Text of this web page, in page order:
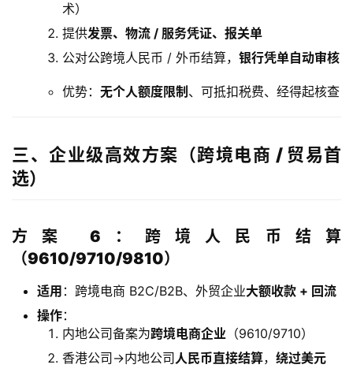
术）
提供发票、物流 / 服务凭证、报关单
公对公跨境人民币 / 外币结算， 银行凭单自动审核
优势： 无个人额度限制 、可抵扣税费、经得起核查
三、企业级高效方案（跨境电商 / 贸易首
选）
方案 6：跨境人民币结算
（9610/9710/9810）
适用 ：跨境电商 B2C/B2B、外贸企业大额收款 + 回流
操作：
内地公司备案为跨境电商企业 （9610/9710）
香港公司→内地公司 人民币直接结算， 绕过美元